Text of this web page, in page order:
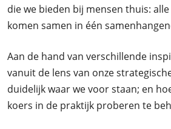
die we bieden bij mensen thuis:
komen samen in één
Aan de hand van verschillende
vanuit de lens van onze
duidelijk waar we voor staan; en
koers in de praktijk proberen te